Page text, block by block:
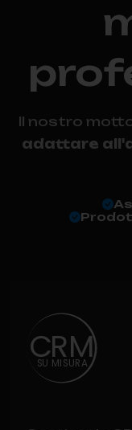
Il nostro
adattare
CRM
SU MISURA